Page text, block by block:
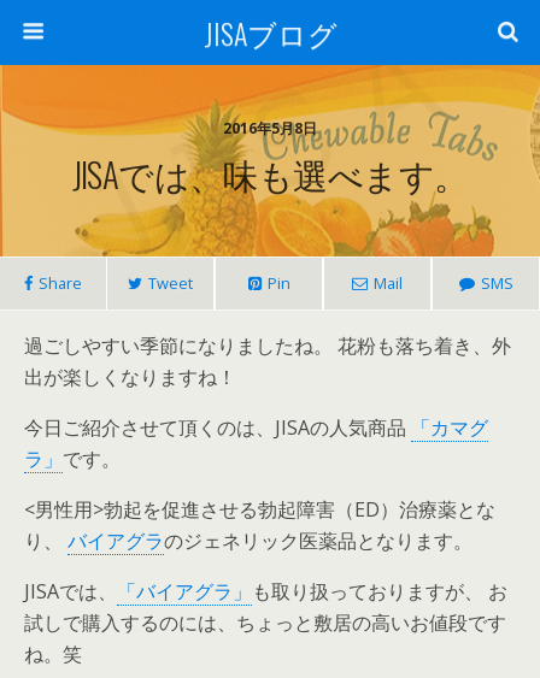
JISAブログ
2016年5月8日
JISAでは、味も選べます。
Share Tweet Pin Mail SMS
過ごしやすい季節になりましたね。 花粉も落ち着き、外
出が楽しくなりますね！
今日ご紹介させて頂くのは、JISAの人気商品
「カマグ
ラ」 です。
<男性用>勃起を促進させる勃起障害（ED）治療薬とな
り、 バイアグラのジェネリック医薬品となります。
JISAでは、
「バイアグラ」 も取り扱っておりますが、 お
試しで購入するのには、ちょっと敷居の高いお値段です
ね。笑